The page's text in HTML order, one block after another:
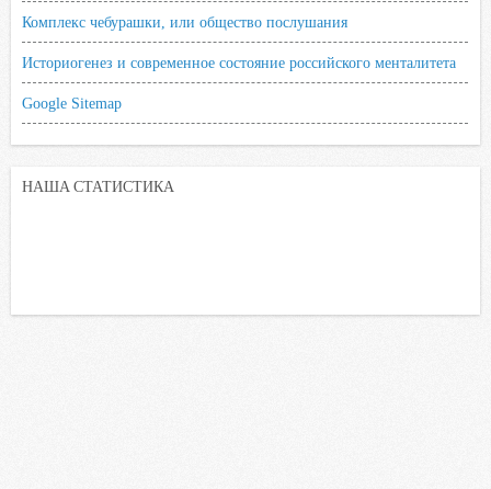
Комплекс чебурашки, или общество послушания
Историогенез и современное состояние российского менталитета
Google Sitemap
НАША СТАТИСТИКА